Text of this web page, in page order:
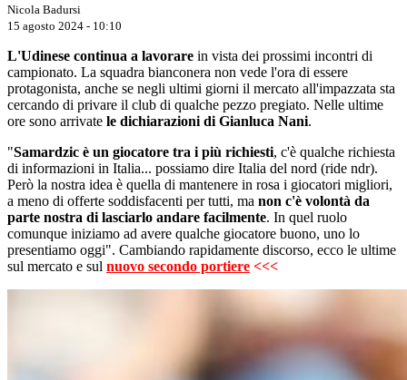
Nicola Badursi
15 agosto 2024 - 10:10
L'Udinese continua a lavorare in vista dei prossimi incontri di
campionato. La squadra bianconera non vede l'ora di essere
protagonista, anche se negli ultimi giorni il mercato all'impazzata sta
cercando di privare il club di qualche pezzo pregiato. Nelle ultime
ore sono arrivate le dichiarazioni di Gianluca Nani.
"Samardzic è un giocatore tra i più richiesti, c'è qualche richiesta
di informazioni in Italia... possiamo dire Italia del nord (ride ndr).
Però la nostra idea è quella di mantenere in rosa i giocatori migliori,
a meno di offerte soddisfacenti per tutti, ma non c'è volontà da
parte nostra di lasciarlo andare facilmente. In quel ruolo
comunque iniziamo ad avere qualche giocatore buono, uno lo
presentiamo oggi". Cambiando rapidamente discorso, ecco le ultime
sul mercato e sul nuovo secondo portiere <<<